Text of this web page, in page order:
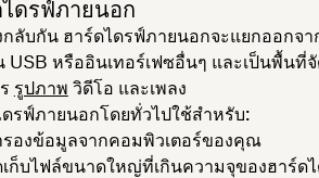
ไดรฟ์ภายนอก
ลับกัน ฮาร์ดไดรฟ์ภายนอกจะแยกออกจ
USB หรืออินเทอร์เฟซอื่นๆ และเป็นพื้นที่
รูปภาพ วิดีโอ และเพลง
ดรฟ์ภายนอกโดยทั่วไปใช้สำหรับ:
รองข้อมูลจากคอมพิวเตอร์ของคุณ
เก็บไฟล์ขนาดใหญ่ที่เกินความจุของฮาร์ด